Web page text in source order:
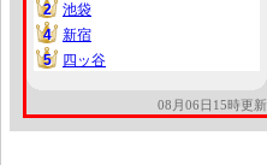
2
2
池袋
4
4
新宿
5
5 四ッ谷
08月06日15時更新